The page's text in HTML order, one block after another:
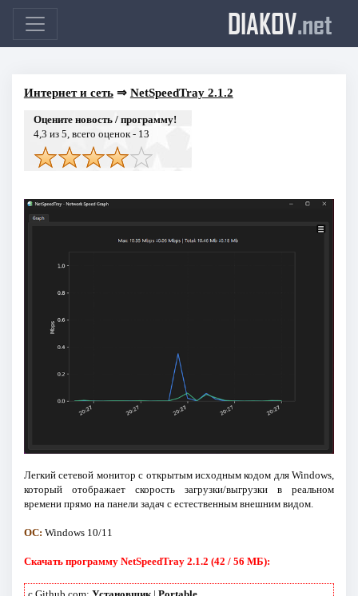
DIAKOV.net
Интернет и сеть⇒ NetSpeedTray 2.1.2
Оцените новость / программу!
4,3 из 5, всего оценок - 13
Легкий сетевой монитор с открытым исходным кодом для Windows,
который отображает скорость загрузки/выгрузки в реальном
времени прямо на панели задач с естественным внешним видом.
ОС: Windows 10/11
Скачать программу NetSpeedTray 2.1.2 (42 / 56 МБ):